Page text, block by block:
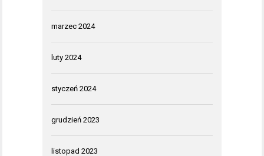
marzec 2024
luty 2024
styczeń 2024
grudzień 2023
listopad 2023